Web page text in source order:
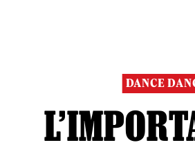
DANCE